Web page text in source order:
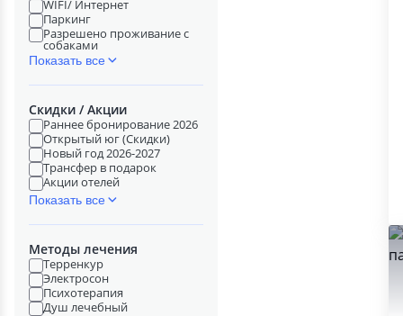
WIFI/ Интернет
Паркинг
Разрешено проживание с
собаками
Показать все
Скидки / Акции
Раннее бронирование 2026
Открытый юг (Скидки)
Новый год 2026-2027
Трансфер в подарок
Акции отелей
Показать все
Методы лечения
Терренкур
Электросон
Психотерапия
Душ лечебный